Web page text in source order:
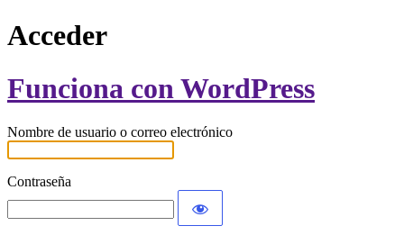
Acceder
Funciona con WordPress
Nombre de usuario o correo electrónico
Contraseña